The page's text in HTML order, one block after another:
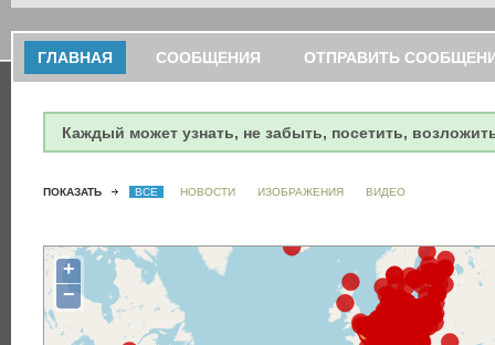
ГЛАВНАЯ СООБЩЕНИЯ ОТПРАВИТЬ
Каждый может узнать, не забыть, посетить,
ПОКАЗАТЬ ВСЕ НОВОСТИ ИЗОБРАЖЕНИЯ ВИДЕО
+
−